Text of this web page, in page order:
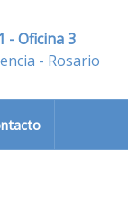
- Oficina 3
- Rosario